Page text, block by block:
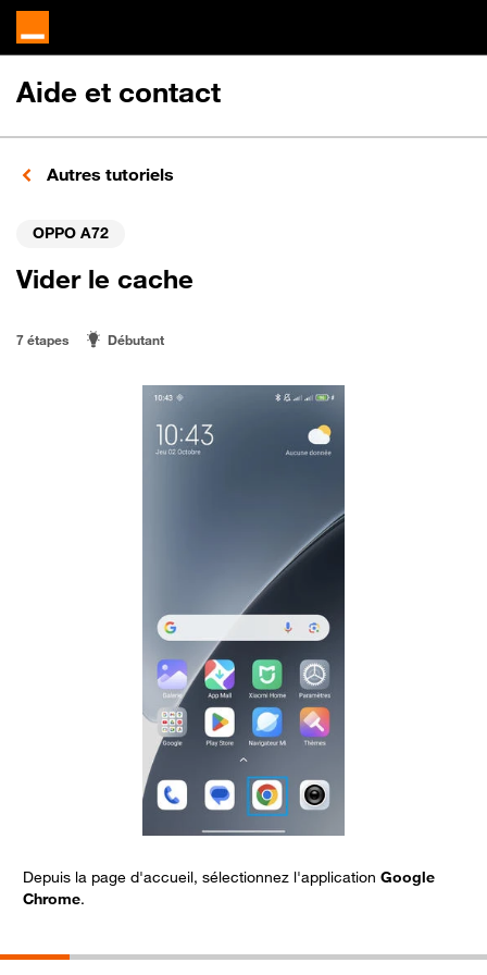
Aide et contact
Autres tutoriels
OPPO A72
Vider le cache
7 étapes Débutant
Depuis la page d'accueil, sélectionnez l'application Google
Chrome.